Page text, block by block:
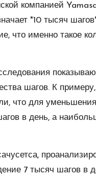
компанией
"10 тысяч
что именно такое
шагов. К
что для
в день, а
7 тысяч шагов в